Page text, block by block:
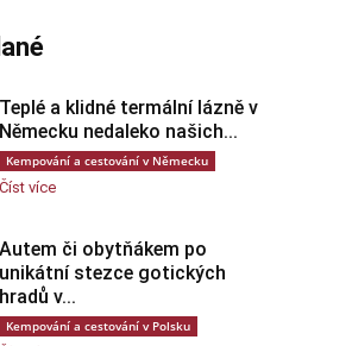
Teplé a klidné termální lázně v
Německu nedaleko našich...
Kempování a cestování v Německu
Číst více
Autem či obytňákem po
unikátní stezce gotických
hradů v...
Kempování a cestování v Polsku